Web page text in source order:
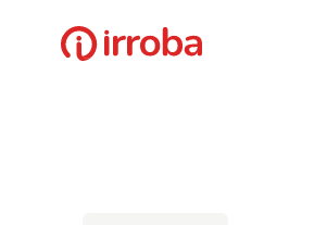
Irroba